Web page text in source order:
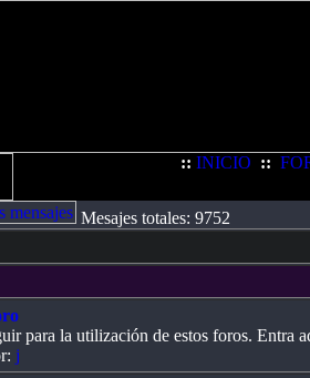
:: INICIO ::
Mesajes totales: 9752
para la utilización de estos foros. Entra
j